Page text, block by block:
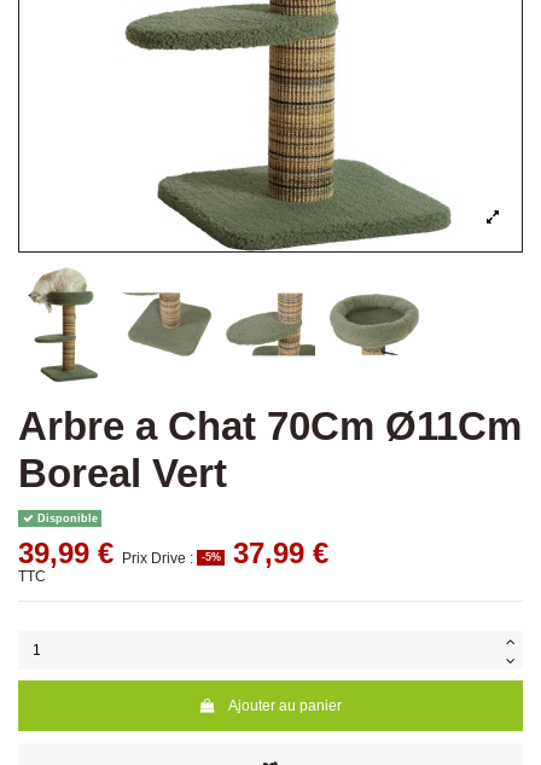
Arbre a Chat 70Cm Ø11Cm
Boreal Vert
Disponible
39,99 € Prix Drive : -5% 37,99 €
TTC
Ajouter au panier